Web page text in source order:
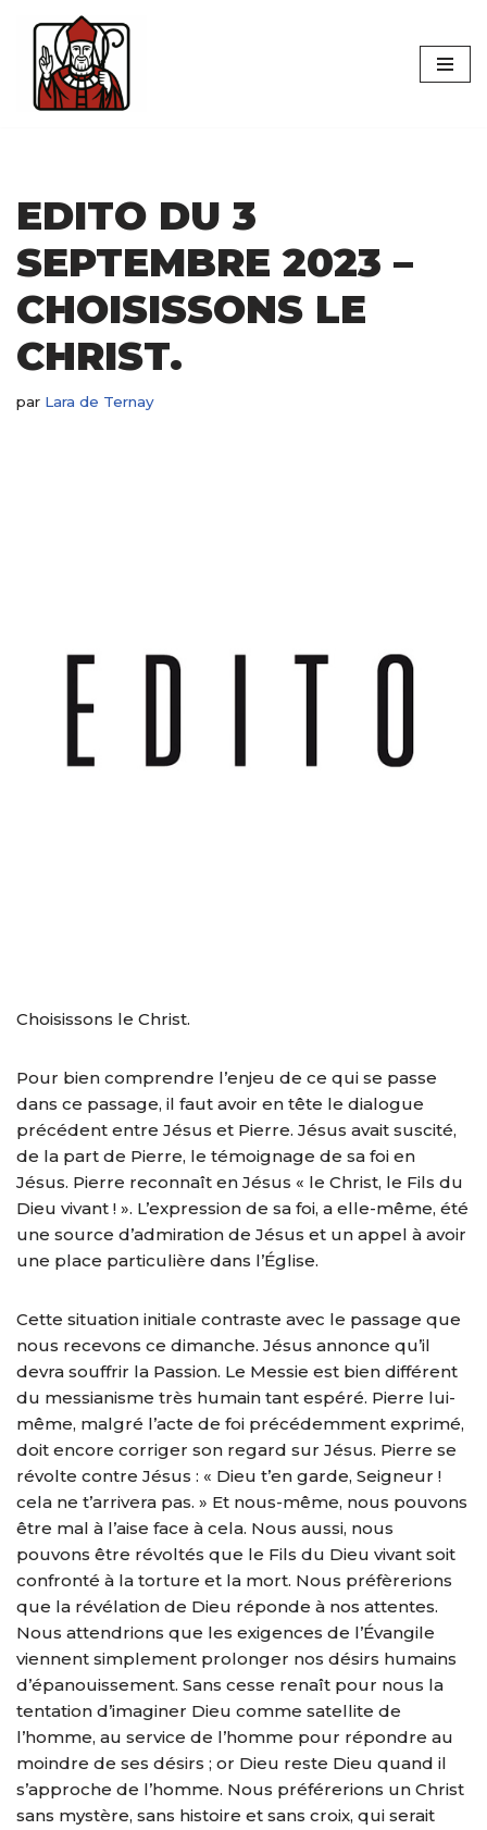
Aller
contenu
EDITO DU 3
SEPTEMBRE 2023 –
CHOISISSONS LE
CHRIST.
par Lara de Ternay
Choisissons le Christ.
Pour bien comprendre l’enjeu de ce qui se passe
dans ce passage, il faut avoir en tête le dialogue
précédent entre Jésus et Pierre. Jésus avait suscité,
de la part de Pierre, le témoignage de sa foi en
Jésus. Pierre reconnaît en Jésus « le Christ, le Fils du
Dieu vivant ! ». L’expression de sa foi, a elle-même, été
une source d’admiration de Jésus et un appel à avoir
une place particulière dans l’Église.
Cette situation initiale contraste avec le passage que
nous recevons ce dimanche. Jésus annonce qu’il
devra souffrir la Passion. Le Messie est bien différent
du messianisme très humain tant espéré. Pierre lui-
même, malgré l’acte de foi précédemment exprimé,
doit encore corriger son regard sur Jésus. Pierre se
révolte contre Jésus : « Dieu t’en garde, Seigneur !
cela ne t’arrivera pas. » Et nous-même, nous pouvons
être mal à l’aise face à cela. Nous aussi, nous
pouvons être révoltés que le Fils du Dieu vivant soit
confronté à la torture et la mort. Nous préfèrerions
que la révélation de Dieu réponde à nos attentes.
Nous attendrions que les exigences de l’Évangile
viennent simplement prolonger nos désirs humains
d’épanouissement. Sans cesse renaît pour nous la
tentation d’imaginer Dieu comme satellite de
l’homme, au service de l’homme pour répondre au
moindre de ses désirs ; or Dieu reste Dieu quand il
s’approche de l’homme. Nous préférerions un Christ
sans mystère, sans histoire et sans croix, qui serait